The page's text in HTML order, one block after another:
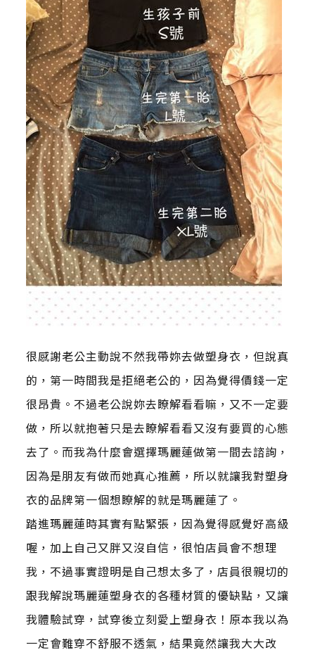
很感謝老公主動說不然我帶妳去做塑身衣，但說真
的，第一時間我是拒絕老公的，因為覺得價錢一定
很昂貴。不過老公說妳去瞭解看看嘛，又不一定要
做，所以就抱著只是去瞭解看看又沒有要買的心態
去了。而我為什麼會選擇瑪麗蓮做第一間去諮詢，
因為是朋友有做而她真心推薦，所以就讓我對塑身
衣的品牌第一個想瞭解的就是瑪麗蓮了。
踏進瑪麗蓮時其實有點緊張，因為覺得感覺好高級
喔，加上自己又胖又沒自信，很怕店員會不想理
我，不過事實證明是自己想太多了，店員很親切的
跟我解說瑪麗蓮塑身衣的各種材質的優缺點，又讓
我體驗試穿，試穿後立刻愛上塑身衣！原本我以為
一定會難穿不舒服不透氣，結果竟然讓我大大改